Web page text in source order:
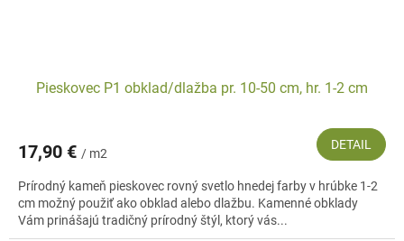
Pieskovec P1 obklad/dlažba pr. 10-50 cm, hr. 1-2 cm
17,90 € / m2
DETAIL
Prírodný kameň pieskovec rovný svetlo hnedej farby v hrúbke 1-2
cm možný použiť ako obklad alebo dlažbu. Kamenné obklady
Vám prinášajú tradičný prírodný štýl, ktorý vás...